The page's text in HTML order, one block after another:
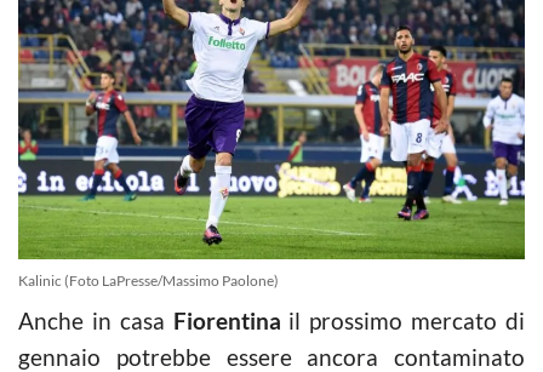
Kalinic (Foto LaPresse/Massimo Paolone)
Anche in casa Fiorentina il prossimo mercato di
gennaio potrebbe essere ancora contaminato